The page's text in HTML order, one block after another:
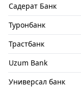
Садерат Банк
Туронбанк
Трастбанк
Uzum Bank
Универсал банк